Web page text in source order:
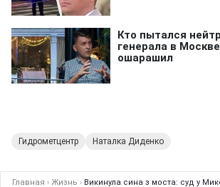
Гидрометцентр Наталка Диденко
Главная › Жизнь › Викинула сина з моста: суд у